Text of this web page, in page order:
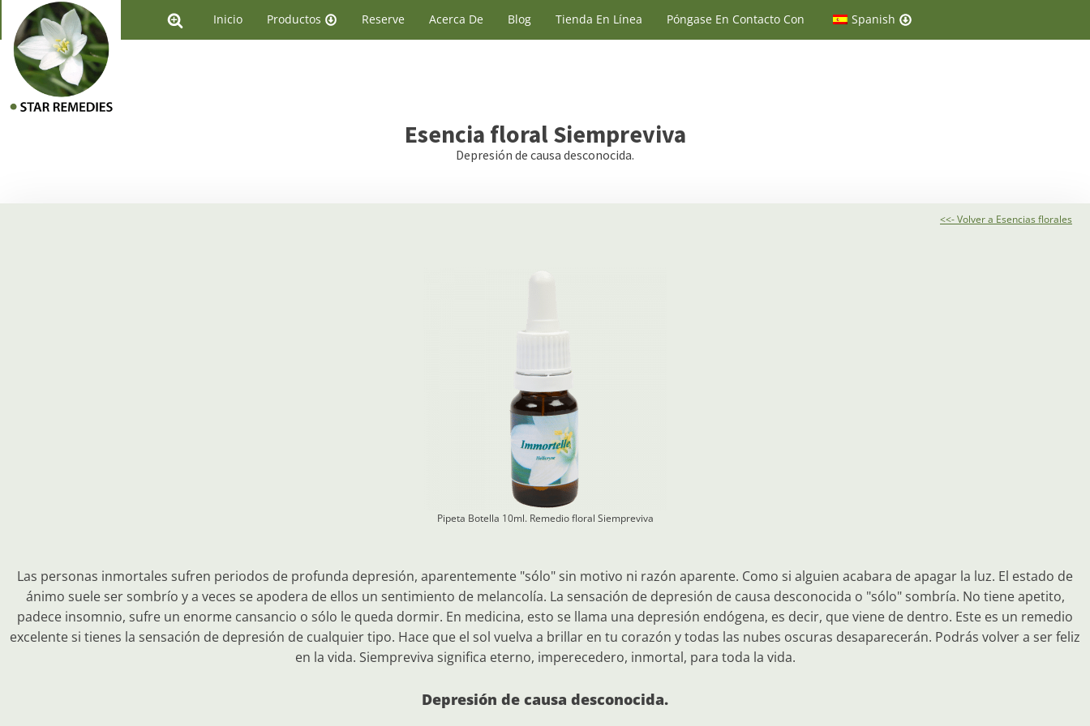
Inicio Productos Reserve Acerca De Blog Tienda En Línea Póngase En Contacto Con Spanish
Esencia floralSiempreviva
Depresión de causa desconocida.
<<- Volver a Esencias florales
Pipeta Botella 10ml. Remedio floral Siempreviva
Las personas inmortales sufren periodos de profunda depresión, aparentemente "sólo" sin motivo ni razón aparente. Como si alguien acabara de apagar la luz. El estado de
ánimo suele ser sombrío y a veces se apodera de ellos un sentimiento de melancolía. La sensación de depresión de causa desconocida o "sólo" sombría. No tiene apetito,
padece insomnio, sufre un enorme cansancio o sólo le queda dormir. En medicina, esto se llama una depresión endógena, es decir, que viene de dentro. Este es un remedio
excelente si tienes la sensación de depresión de cualquier tipo. Hace que el sol vuelva a brillar en tu corazón y todas las nubes oscuras desaparecerán. Podrás volver a ser feliz
en la vida. Siempreviva significa eterno, imperecedero, inmortal, para toda la vida.
Depresión de causa desconocida.